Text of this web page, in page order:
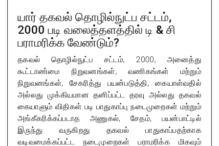
யார் தகவல் தொழில்நுட்ப சட்டம்,
2000 படி வலைத்தளத்தில் டி & சி
பராமரிக்க வேண்டும்?
தகவல் தொழில்நுட்ப சட்டம், 2000, அனைத்து
கூட்டாண்மை நிறுவனங்கள், வணிகங்கள் மற்றும்
நிறுவனங்கள், சேகரித்து பயன்படுத்தி, கையாள்வதில்
அல்லது முக்கியமான தனிப்பட்ட தரவு அல்லது தகவல்
கையாளும் விதிகள் படி பாதுகாப்பு நடைமுறைகள் மற்றும்
அங்கீகரிக்கப்படாத அணுகல், சேதம், பயன்பாட்டில்
இருந்து வருகிறது தகவல் பாதுகாப்பதற்காக
வடிவமைக்கப்பட்ட நடைமுறைகள் பராமரிக்க மிகவும்